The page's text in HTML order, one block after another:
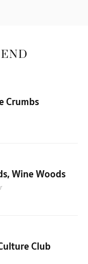
Crumbs
Wine Woods
Club